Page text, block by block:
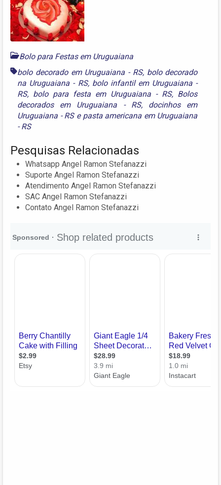
Bolo para Festas em Uruguaiana
bolo decorado em Uruguaiana - RS, bolo decorado
na Uruguaiana - RS, bolo infantil em Uruguaiana -
RS, bolo para festa em Uruguaiana - RS, Bolos
decorados em Uruguaiana - RS, docinhos em
Uruguaiana - RSe pasta americana em Uruguaiana
- RS
Pesquisas Relacionadas
Whatsapp Angel Ramon Stefanazzi
Suporte Angel Ramon Stefanazzi
Atendimento Angel Ramon Stefanazzi
SAC Angel Ramon Stefanazzi
Contato Angel Ramon Stefanazzi